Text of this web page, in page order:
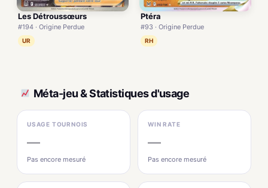
Les Détroussœurs
#194 · Origine Perdue
UR
Ptéra
#93 · Origine Perdue
RH
Méta-jeu & Statistiques d'usage
USAGE TOURNOIS
—
Pas encore mesuré
WIN RATE
—
Pas encore mesuré